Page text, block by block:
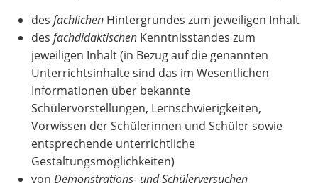
des fachlichen Hintergrundes zum jeweiligen Inhalt
des fachdidaktischen Kenntnisstandes zum
jeweiligen Inhalt (in Bezug auf die genannten
Unterrichtsinhalte sind das im Wesentlichen
Informationen über bekannte
Schülervorstellungen, Lernschwierigkeiten,
Vorwissen der Schülerinnen und Schüler sowie
entsprechende unterrichtliche
Gestaltungsmöglichkeiten)
von Demonstrations- und Schülerversuchen